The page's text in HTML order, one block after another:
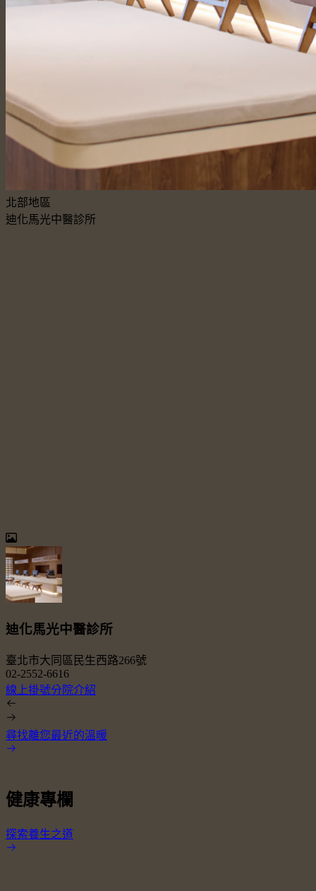
北部地區
迪化馬光中醫診所
迪化馬光中醫診所
臺北市大同區民生西路266號
02-2552-6616
線上掛號分院介紹
尋找離您最近的溫暖
健康專欄
探索養生之道